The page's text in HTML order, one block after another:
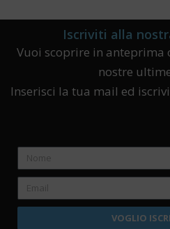
Iscriviti alla
Vuoi scoprire in anteprima
nostre
Inserisci la tua mail ed
VOGLIO